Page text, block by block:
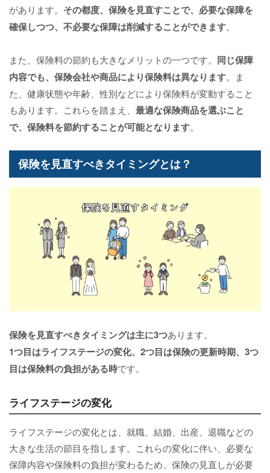
があります。 その都度、保険を見直すことで、必要な保障を
確保しつつ、不必要な保障は削減することができます。
また、保険料の節約も大きなメリットの一つです。 同じ保障
内容でも、保険会社や商品により保険料は異なります。ま
た、健康状態や年齢、性別などにより保険料が変動すること
もあります。これらを踏まえ、 最適な保険商品を選ぶこと
で、保険料を節約することが可能となります。
保険を見直すべきタイミングとは？
保険を見直すべきタイミングは主に3つあります。
1つ目はライフステージの変化、2つ目は保険の更新時期、3つ
目は保険料の負担がある時です。
ライフステージの変化
ライフステージの変化とは、就職、結婚、出産、退職などの
大きな生活の節目を指します。これらの変化に伴い、必要な
保障内容や保険料の負担が変わるため、保険の見直しが必要